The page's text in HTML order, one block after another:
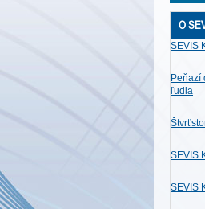
O
SEVIS
Peňazí
ľudia
SEVIS
SEVIS